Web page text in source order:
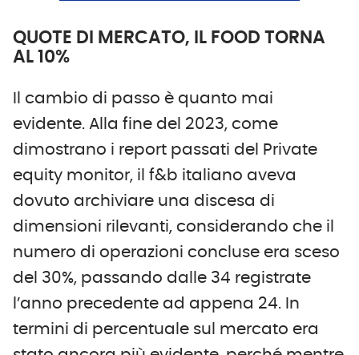
QUOTE DI MERCATO, IL FOOD TORNA
AL 10%
Il cambio di passo è quanto mai
evidente. Alla fine del 2023, come
dimostrano i report passati del Private
equity monitor, il f&b italiano aveva
dovuto archiviare una discesa di
dimensioni rilevanti, considerando che il
numero di operazioni concluse era sceso
del 30%, passando dalle 34 registrate
l’anno precedente ad appena 24. In
termini di percentuale sul mercato era